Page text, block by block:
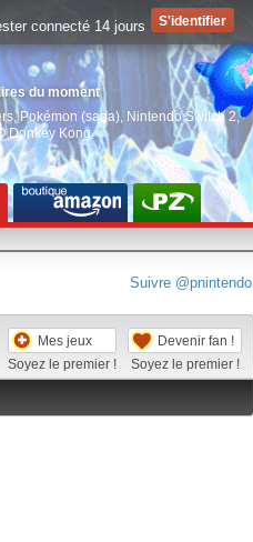
du moment
, Pokémon (saga) Nintendo Switch 2,
Donkey Kong
Suivre @pnintendo
Mes jeux
Soyez le premier !
Devenir fan !
Soyez le premier !
connecté 14 jours